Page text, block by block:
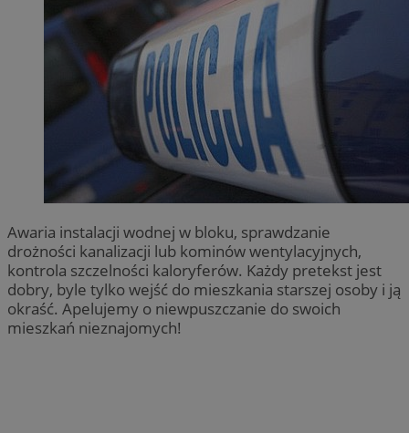
Awaria instalacji wodnej w bloku, sprawdzanie
drożności kanalizacji lub kominów wentylacyjnych,
kontrola szczelności kaloryferów. Każdy pretekst jest
dobry, byle tylko wejść do mieszkania starszej osoby i ją
okraść. Apelujemy o niewpuszczanie do swoich
mieszkań nieznajomych!